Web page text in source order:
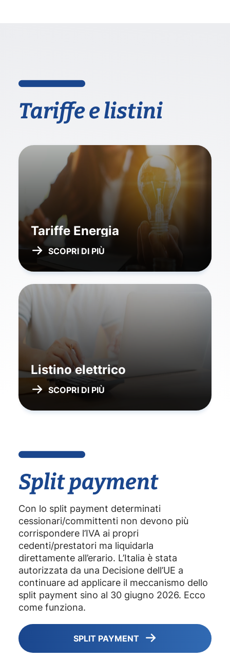
Tariffe e listini
Tariffe Energia
SCOPRI DI PIÙ
Listino elettrico
SCOPRI DI PIÙ
Split payment
Con lo split payment determinati
cessionari/committenti non devono più
corrispondere l’IVA ai propri
cedenti/prestatori ma liquidarla
direttamente all’erario. L’Italia è stata
autorizzata da una Decisione dell’UE a
continuare ad applicare il meccanismo dello
split payment sino al 30 giugno 2026. Ecco
come funziona.
SPLIT PAYMENT